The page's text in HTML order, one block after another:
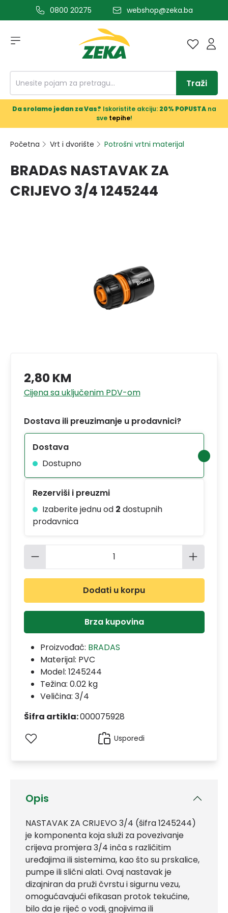
glavni sadržaj0800 20275 webshop@zeka.ba
Traži
Da srolamo jedan za Vas? Iskoristite akciju: 20% POPUSTAna
sve tepihe!
Početna Vrt i dvorište Potrošni vrtni materijal
BRADAS NASTAVAK ZA
CRIJEVO 3/4 1245244
Opis
NASTAVAK ZA CRIJEVO 3/4 (šifra 1245244)
je komponenta koja služi za povezivanje
crijeva promjera 3/4 inča s različitim
uređajima ili sistemima, kao što su prskalice,
pumpe ili slični alati. Ovaj nastavak je
dizajniran da pruži čvrstu i sigurnu vezu,
omogućavajući efikasan protok tekućine,
bilo da je riječ o vodi, gnojivima ili
2,80 KM
Cijena sa uključenim PDV-om
Dostava ili preuzimanje u prodavnici?
Dostava
Dostupno
Rezerviši i preuzmi
Izaberite jednu od 2 dostupnih
prodavnica
Količina proizvoda: Unesite
Dodati u korpu
Brza kupovina
Proizvođač: BRADAS
Materijal: PVC
Model: 1245244
Težina: 0.02 kg
Veličina: 3/4
Šifra artikla:000075928
Usporedi